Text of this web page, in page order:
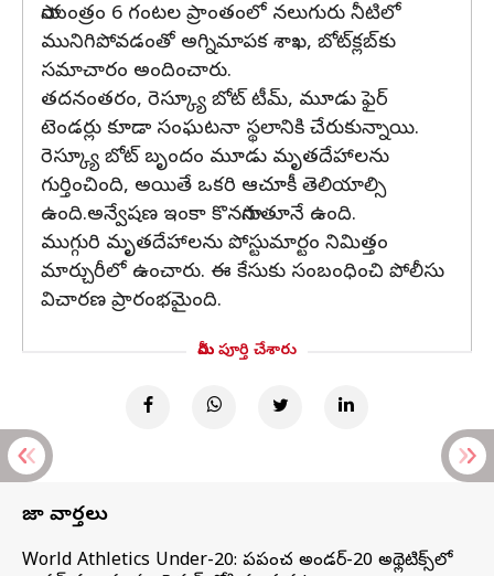
సాయంత్రం 6 గంటల ప్రాంతంలో నలుగురు నీటిలో
మునిగిపోవడంతో అగ్నిమాపక శాఖ, బోట్‌క్లబ్‌కు
సమాచారం అందించారు.
తదనంతరం, రెస్క్యూ బోట్ టీమ్, మూడు ఫైర్
టెండర్లు కూడా సంఘటనా స్థలానికి చేరుకున్నాయి.
రెస్క్యూ బోట్ బృందం మూడు మృతదేహాలను
గుర్తించింది, అయితే ఒకరి ఆచూకీ తెలియాల్సి
ఉంది.అన్వేషణ ఇంకా కొనసాగుతూనే ఉంది.
ముగ్గురి మృతదేహాలను పోస్టుమార్టం నిమిత్తం
మార్చురీలో ఉంచారు. ఈ కేసుకు సంబంధించి పోలీసు
విచారణ ప్రారంభమైంది.
మీరు పూర్తి చేశారు
తాజా వార్తలు
World Athletics Under-20: ప్రపంచ అండర్-20 అథ్లెటిక్స్‌లో